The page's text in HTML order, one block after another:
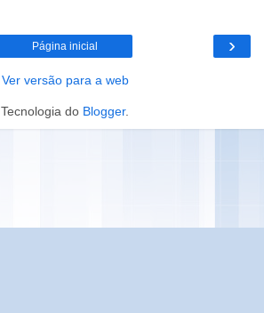
›
Página inicial
Ver versão para a web
Tecnologia do Blogger.